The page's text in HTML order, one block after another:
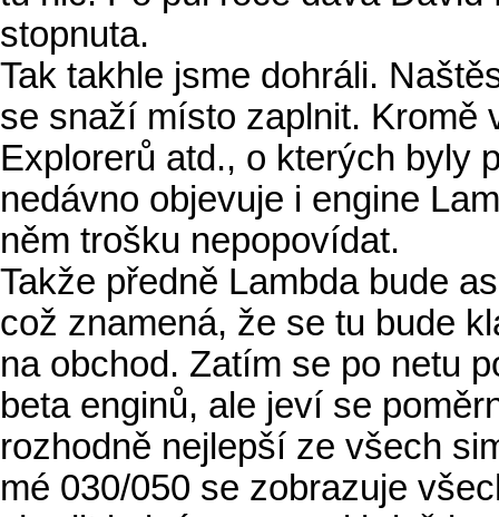
stopnuta.
Tak takhle jsme dohráli.
se snaží místo zaplnit. Kromě
Explorerů atd., o kterých byly
nedávno objevuje i engine
něm trošku nepopovídat.
Takže předně Lambda bude
což znamená, že se tu bude
na obchod. Zatím se po netu
beta enginů, ale jeví se
rozhodně nejlepší ze všech
mé 030/050 se zobrazuje